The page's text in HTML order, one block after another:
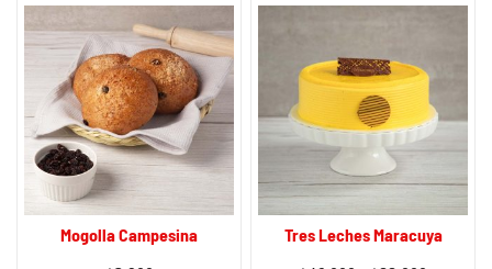
Mogolla Campesina
Tres Leches Maracuya